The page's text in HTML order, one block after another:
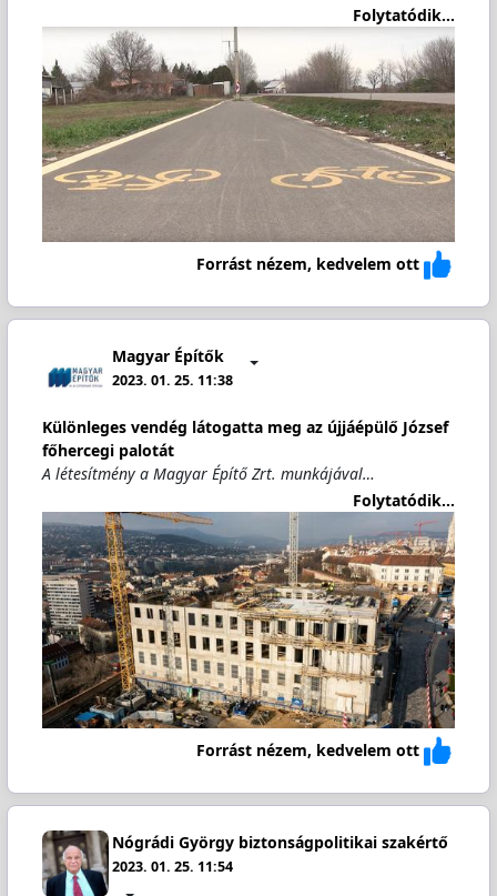
Folytatódik...
Forrást nézem, kedvelem ott
Magyar Építők
2023. 01. 25. 11:38
Különleges vendég látogatta meg az újjáépülő József
főhercegi palotát
A létesítmény a Magyar Építő Zrt. munkájával…
Folytatódik...
Forrást nézem, kedvelem ott
Nógrádi György biztonságpolitikai szakértő
2023. 01. 25. 11:54